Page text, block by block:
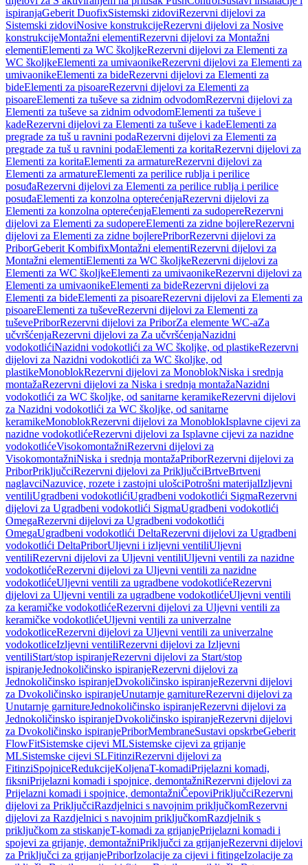
ispiranjaGeberit DuofixSistemski zidoviRezervni dijelovi za
Sistemski zidoviNosive konstrukcijeRezervni dijelovi za Nosive
konstrukcijeMontažni elementiRezervni dijelovi za Montažni
elementiElementi za WC školjkeRezervni dijelovi za Elementi za
WC školjkeElementi za umivaonikeRezervni dijelovi za Elementi za
umivaonikeElementi za bideRezervni dijelovi za Elementi za
bideElementi za pisoareRezervni dijelovi za Elementi za
pisoareElementi za tuševe sa zidnim odvodomRezervni dijelovi za
Elementi za tuševe sa zidnim odvodomElementi za tuševe i
kadeRezervni dijelovi za Elementi za tuševe i kadeElementi za
pregrade za tuš u ravnini podaRezervni dijelovi za Elementi za
pregrade za tuš u ravnini podaElementi za koritaRezervni dijelovi za
Elementi za koritaElementi za armatureRezervni dijelovi za
Elementi za armatureElementi za perilice rublja i perilice
posuđaRezervni dijelovi za Elementi za perilice rublja i perilice
posuđaElementi za konzolna opterećenjaRezervni dijelovi za
Elementi za konzolna opterećenjaElementi za sudopereRezervni
dijelovi za Elementi za sudopereElementi za zidne bojlereRezervni
dijelovi za Elementi za zidne bojlerePriborRezervni dijelovi za
PriborGeberit KombifixMontažni elementiRezervni dijelovi za
Montažni elementiElementi za WC školjkeRezervni dijelovi za
Elementi za WC školjkeElementi za umivaonikeRezervni dijelovi za
Elementi za umivaonikeElementi za bideRezervni dijelovi za
Elementi za bideElementi za pisoareRezervni dijelovi za Elementi za
pisoareElementi za tuševeRezervni dijelovi za Elementi za
tuševePriborRezervni dijelovi za PriborZa elemente WC-aZa
učvršćenjaRezervni dijelovi za Za učvršćenjaNazidni
vodokotlićiNazidni vodokotlići za WC školjke, od plastikeRezervni
dijelovi za Nazidni vodokotlići za WC školjke, od
plastikeMonoblokRezervni dijelovi za MonoblokNiska i srednja
montažaRezervni dijelovi za Niska i srednja montažaNazidni
vodokotlići za WC školjke, od sanitarne keramikeRezervni dijelovi
za Nazidni vodokotlići za WC školjke, od sanitarne
keramikeMonoblokRezervni dijelovi za MonoblokIsplavne cijevi za
nazidne vodokotlićeRezervni dijelovi za Isplavne cijevi za nazidne
vodokotlićeVisokomontažniRezervni dijelovi za
VisokomontažniNiska i srednja montažaPriborRezervni dijelovi za
PriborPriključciRezervni dijelovi za PriključciBrtveBrtveni
naglavciNazuvice, rozete i zastojni ulošciPotrošni materijalIzljevni
ventiliUgradbeni vodokotlićiUgradbeni vodokotlići SigmaRezervni
dijelovi za Ugradbeni vodokotlići SigmaUgradbeni vodokotlići
OmegaRezervni dijelovi za Ugradbeni vodokotlići
OmegaUgradbeni vodokotlići DeltaRezervni dijelovi za Ugradbeni
vodokotlići DeltaPriborUljevni i izljevni ventiliUljevni
ventiliRezervni dijelovi za Uljevni ventiliUljevni ventili za nazidne
vodokotlićeRezervni dijelovi za Uljevni ventili za nazidne
vodokotlićeUljevni ventili za ugradbene vodokotlićeRezervni
dijelovi za Uljevni ventili za ugradbene vodokotlićeUljevni ventili
za keramičke vodokotlićeRezervni dijelovi za Uljevni ventili za
keramičke vodokotlićeUljevni ventili za univerzalne
vodokotliceRezervni dijelovi za Uljevni ventili za univerzalne
vodokotliceIzljevni ventiliRezervni dijelovi za Izljevni
ventiliStart/stop ispiranjeRezervni dijelovi za Start/stop
ispiranjeJednokoličinsko ispiranjeRezervni dijelovi za
Jednokoličinsko ispiranjeDvokoličinsko ispiranjeRezervni dijelovi
za Dvokoličinsko ispiranjeUnutarnje garnitureRezervni dijelovi za
Unutarnje garnitureJednokoličinsko ispiranjeRezervni dijelovi za
Jednokoličinsko ispiranjeDvokoličinsko ispiranjeRezervni dijelovi
za Dvokoličinsko ispiranjePriborMembraneSustavi opskrbeGeberit
FlowFitSistemske cijevi MLSistemske cijevi za grijanje
MLSistemske cijevi SLFitinziRezervni dijelovi za
FitinziSpojniceRedukcijeKoljenaT-komadiPrijelazni komadi,
fiksniPrijelazni komadi i spojnice, demontažniRezervni dijelovi za
Prijelazni komadi i spojnice, demontažniČepoviPriključciRezervni
dijelovi za PriključciRazdjelnici s navojnim priključkomRezervni
dijelovi za Razdjelnici s navojnim priključkomRazdjelnik s
priključkom za stiskanjeT-komadi za grijanjePrijelazni komadi i
spojevi za grijanje, demontažniPriključci za grijanjeRezervni dijelovi
za Priključci za grijanjePriborIzolacije za cijevi i fitingeIzolacije za